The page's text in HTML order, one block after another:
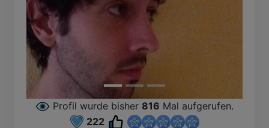
Profil wurde bisher 816 Mal aufgerufen.
222